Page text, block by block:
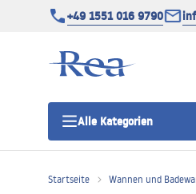
+49 1551 016 9790
Alle Kategorien
Startseite Wannen und